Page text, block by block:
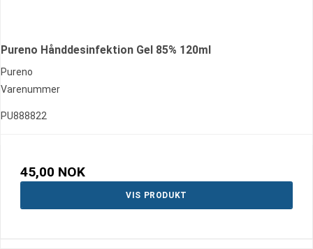
Pureno Hånddesinfektion Gel 85% 120ml
Pureno
Varenummer
PU888822
45,00 NOK
VIS PRODUKT